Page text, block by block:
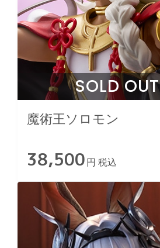
SOLD OUT
魔術王ソロモン
38,500 円 税込